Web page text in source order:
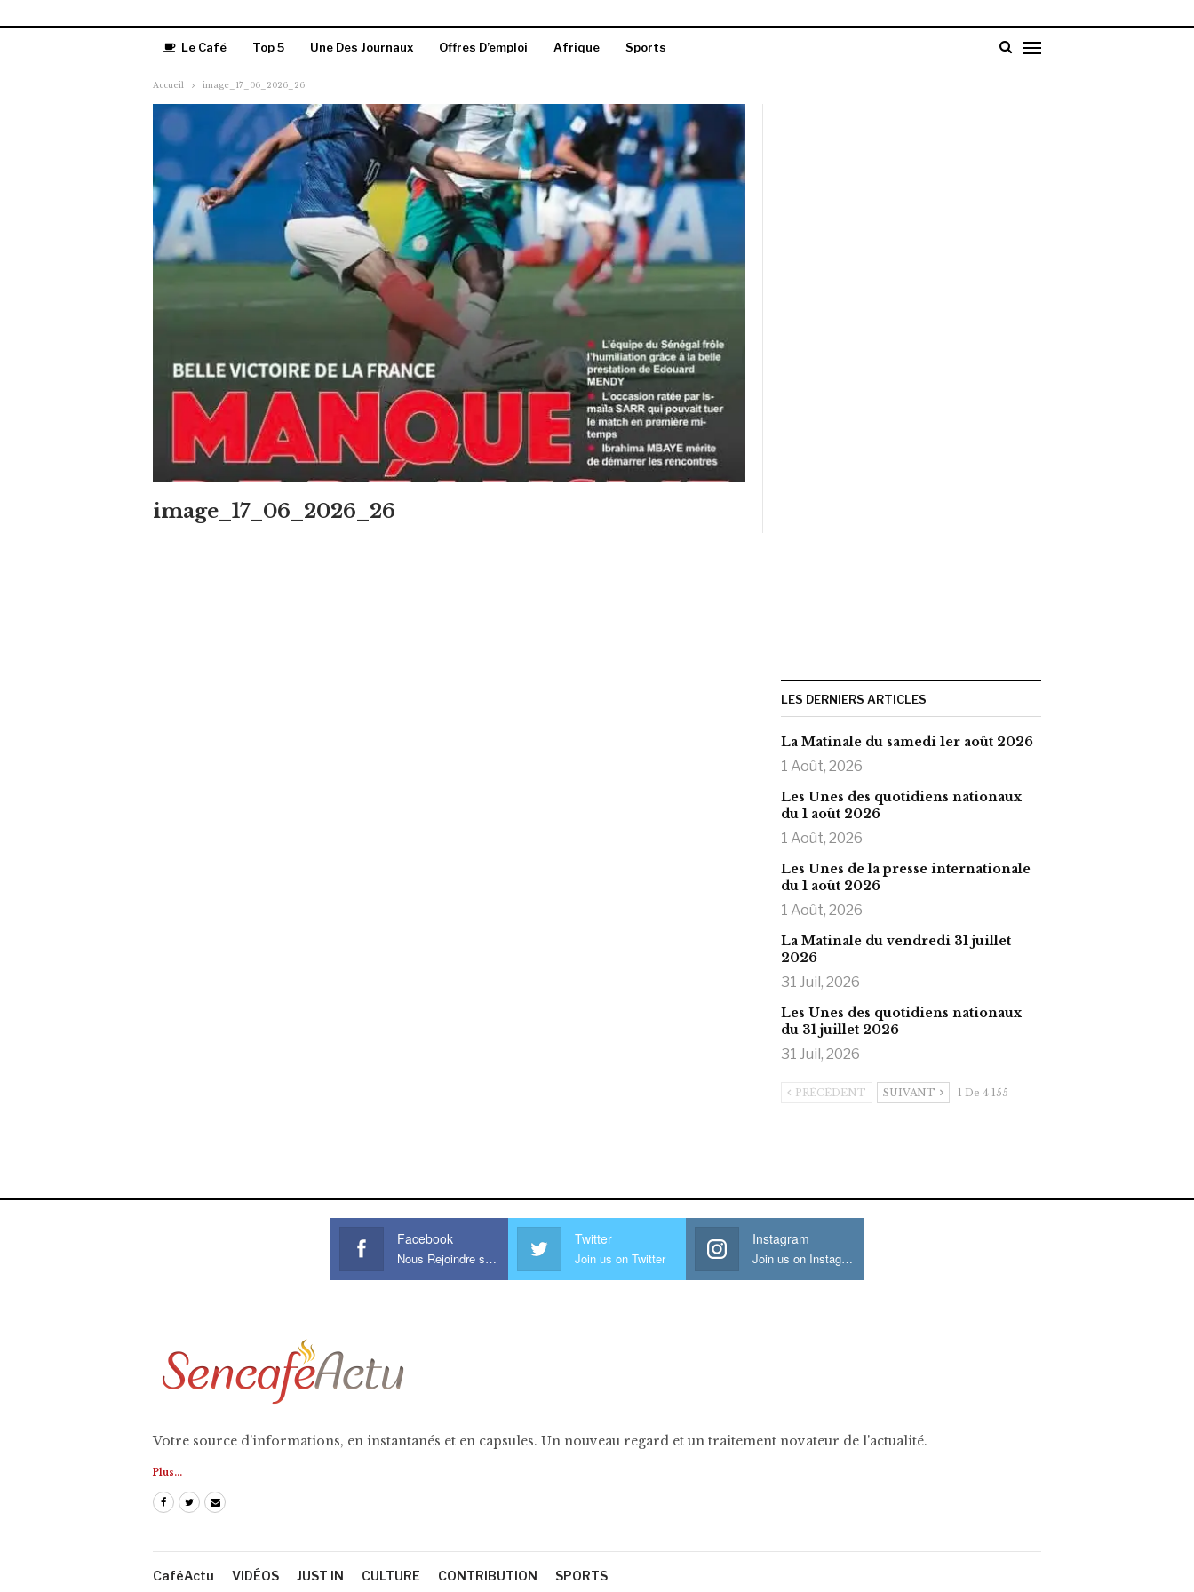
Le Café Top 5 Une Des Journaux Offres D’emploi Afrique Sports
Accueil image_17_06_2026_26
image_17_06_2026_26
LES DERNIERS ARTICLES
La Matinale du samedi 1er août 2026
1 Août, 2026
Les Unes des quotidiens nationaux
du 1 août 2026
1 Août, 2026
Les Unes de la presse internationale
du 1 août 2026
1 Août, 2026
La Matinale du vendredi 31 juillet
2026
31 Juil, 2026
Les Unes des quotidiens nationaux
du 31 juillet 2026
31 Juil, 2026
PRÉCÉDENT SUIVANT 1 De 4 155
Facebook
Nous Rejoindre sur Facebook
Twitter
Join us on Twitter
Instagram
Join us on Instagram
Votre source d'informations, en instantanés et en capsules. Un nouveau regard et un traitement novateur de l'actualité.
Plus...
CaféActu VIDÉOS JUST IN CULTURE CONTRIBUTION SPORTS